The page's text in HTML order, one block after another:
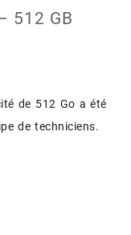
512 GB
de 512 Go a été
de techniciens.